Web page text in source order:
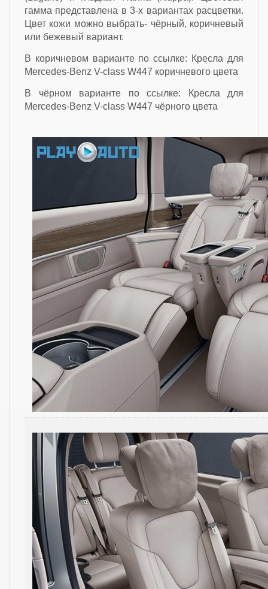
гамма представлена в 3-х вариантах расцветки.
Цвет кожи можно выбрать- чёрный, коричневый
или бежевый вариант.
В коричневом варианте по ссылке: Кресла для
Mercedes-Benz V-class W447 коричневого цвета
В чёрном варианте по ссылке:
Кресла для
Mercedes-Benz V-class W447 чёрного цвета